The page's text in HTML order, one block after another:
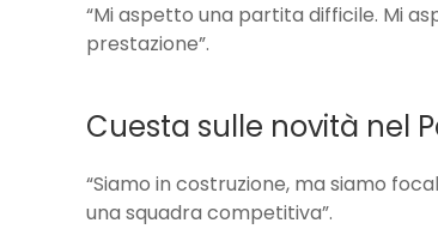
“Mi aspetto una partita difficile. Mi
prestazione”.
Cuesta sulle novità nel
“Siamo in costruzione, ma siamo
una squadra competitiva”.